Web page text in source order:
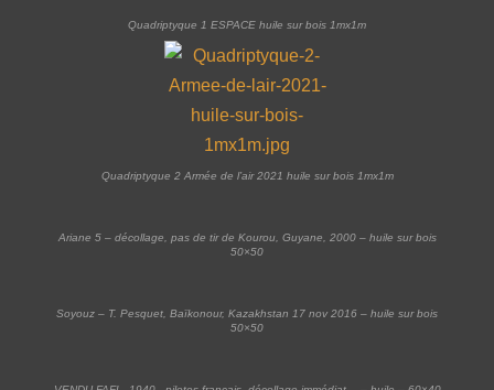
Quadriptyque 1 ESPACE huile sur bois 1mx1m
Quadriptyque 2 Armée de l’air 2021 huile sur bois 1mx1m
Ariane 5 – décollage, pas de tir de Kourou, Guyane, 2000 – huile sur bois
50×50
Soyouz – T. Pesquet, Baïkonour, Kazakhstan 17 nov 2016 – huile sur bois
50×50